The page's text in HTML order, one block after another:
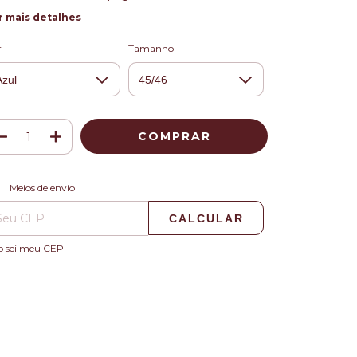
mais detalhes
Tamanho
para o CEP:
Meios de envio
CALCULAR
sei meu CEP